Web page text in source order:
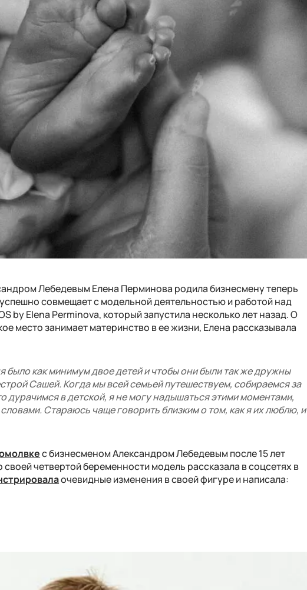
Лебедевым Елена Перминова родила бизнесмену теперь
совмещает с модельной деятельностью и работой над
by Elena Perminova, который запустила несколько лет назад. О
место занимает материнство в ее жизни, Елена рассказывала
было как минимум двое детей и чтобы они были так же дружны
Сашей. Когда мы всей семьей путешествуем, собираемся за
дурачимся в детской, я не могу надышаться этими моментами,
Стараюсь чаще говорить близким о том, как я их люблю, и
с бизнесменом Александром Лебедевым после 15 лет
своей четвертой беременности модель рассказала в соцсетях в
очевидные изменения в своей фигуре и написала: